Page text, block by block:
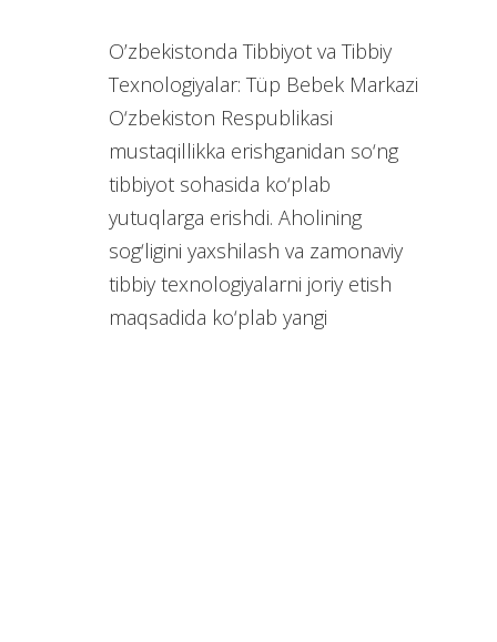
O’zbekistonda Tibbiyot va Tibbiy
Texnologiyalar: Tüp Bebek Markazi
O‘zbekiston Respublikasi
mustaqillikka erishganidan so‘ng
tibbiyot sohasida ko‘plab
yutuqlarga erishdi. Aholining
sog‘ligini yaxshilash va zamonaviy
tibbiy texnologiyalarni joriy etish
maqsadida ko‘plab yangi